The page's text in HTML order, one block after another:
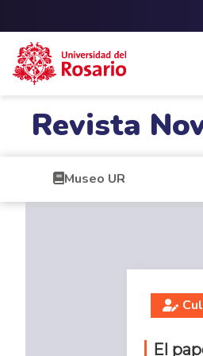
Revista
Museo UR
El